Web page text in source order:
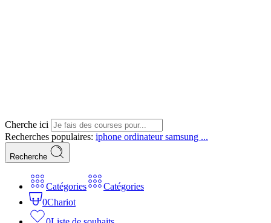
Cherche ici
Recherches populaires: iphone ordinateursamsung ...
Recherche
Catégories
Catégories
0Chariot